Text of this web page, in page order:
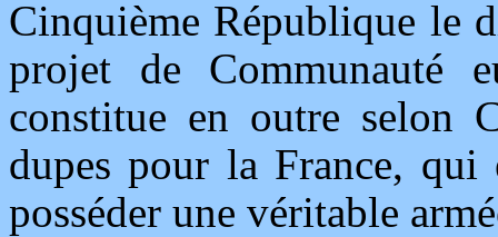
Cinquième République le
projet de Communauté
constitue en outre selon
dupes pour la France, qui
posséder une véritable